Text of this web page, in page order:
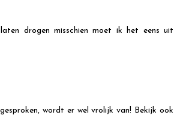
drogen misschien moet ik het eens uit
wordt er wel vrolijk van! Bekijk ook